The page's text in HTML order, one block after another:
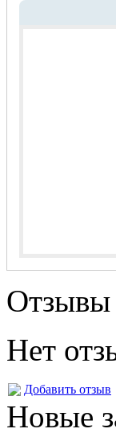
Отзывы
Нет
Добавить отзыв
Новые